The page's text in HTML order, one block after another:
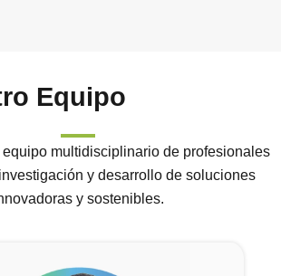
Equipo
multidisciplinario de profesionales
y desarrollo de soluciones
y sostenibles.